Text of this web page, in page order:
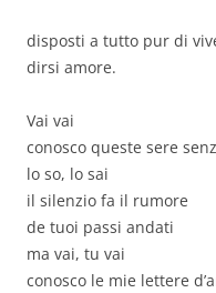
disposti a tutto pur di
dirsi amore.
Vai vai
conosco queste sere
lo so, lo sai
il silenzio fa il rumore
de tuoi passi andati
ma vai, tu vai
conosco le mie lettere